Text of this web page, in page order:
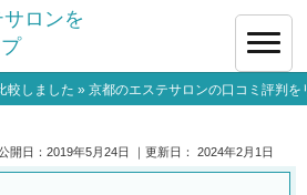
ロンを
較しました » 京都のエステサロンの口コミ評判を
開日： 2019年5月24日 ｜更新日： 2024年2月1日